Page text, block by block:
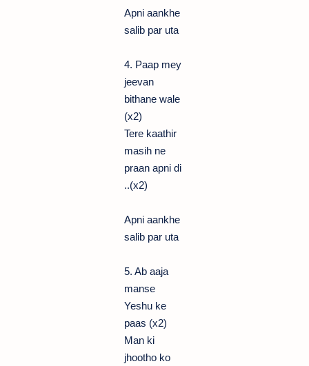
Apni aankhe
salib par uta
4. Paap mey
jeevan
bithane wale
(x2)
Tere kaathir
masih ne
praan apni di
..(x2)
Apni aankhe
salib par uta
5. Ab aaja
manse
Yeshu ke
paas (x2)
Man ki
jhootho ko